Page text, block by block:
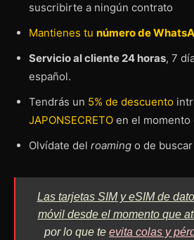
suscribirte a ningún contrato
Mantienes tu número de
Servicio al cliente 24 horas, 7
español.
Tendrás un 5% de descuento
JAPONSECRETO en el momento
Olvídate del roaming o de
Las tarjetas SIM y eSIM de
móvil desde el momento que
por lo que te evita colas y